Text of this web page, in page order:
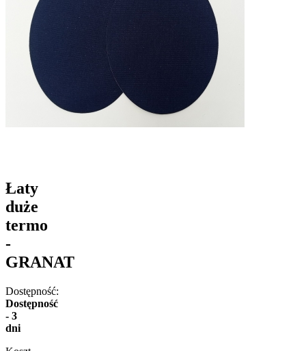
Łaty
duże
termo
-
GRANAT
Dostępność:
Dostępność
- 3
dni